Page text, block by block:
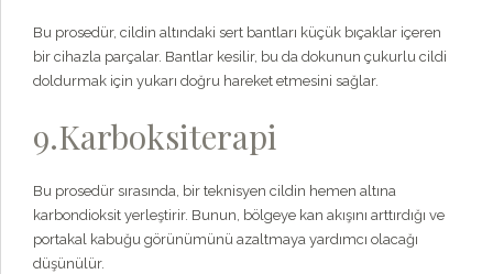
Bu prosedür, cildin altındaki sert bantları küçük bıçaklar içeren
bir cihazla parçalar. Bantlar kesilir, bu da dokunun çukurlu cildi
doldurmak için yukarı doğru hareket etmesini sağlar.
9.Karboksiterapi
Bu prosedür sırasında, bir teknisyen cildin hemen altına
karbondioksit yerleştirir. Bunun, bölgeye kan akışını arttırdığı ve
portakal kabuğu görünümünü azaltmaya yardımcı olacağı
düşünülür.